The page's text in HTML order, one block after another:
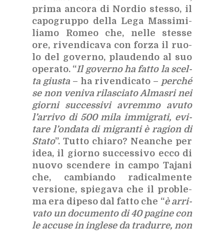
pri­ma an­co­ra di Nor­dio stes­so, il
ca­po­grup­po del­la Lega Mas­si­mi­
lia­mo Ro­meo che, nel­le stes­se
ore, ri­ven­di­ca­va con for­za il ruo­
lo del go­ver­no, plau­den­do al suo
ope­ra­to. “Il go­ver­no ha fat­to la scel­
ta giu­sta – ha ri­ven­di­ca­to – per­ché
se non ve­ni­va ri­la­scia­to Al­ma­sri nei
gior­ni suc­ces­si­vi avrem­mo avu­to
l’ar­ri­vo di 500 mila im­mi­gra­ti, evi­
ta­re l’on­da­ta di mi­gran­ti è ra­gion di
Sta­to”. Tut­to chia­ro? Nean­che per
idea, il gior­no suc­ces­si­vo ecco di
nuo­vo scen­de­re in cam­po Ta­ja­ni
che, cam­bian­do ra­di­cal­men­te
ver­sio­ne, spie­ga­va che il pro­ble­
ma era di­pe­so dal fat­to che “è ar­ri­
va­to un do­cu­men­to di 40 pa­gi­ne con
le ac­cu­se in in­gle­se da tra­dur­re, non